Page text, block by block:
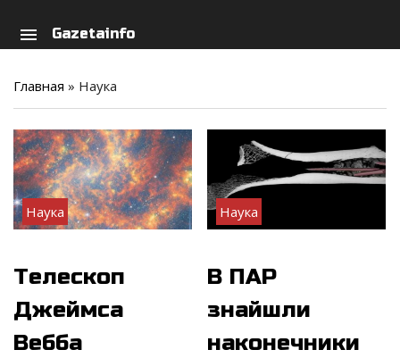
menu Gazetainfo
Главная » Наука
Наука
Телескоп
Джеймса
Вебба
Наука
В ПАР
знайшли
наконечники